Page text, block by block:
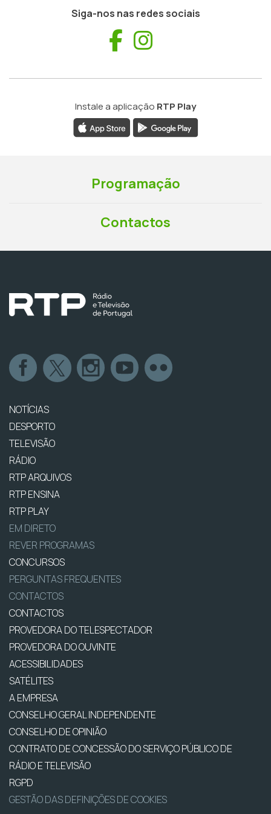
Siga-nos nas redes sociais
Facebook
Instale a aplicação RTP Play
Programação
Contactos
NOTÍCIAS
DESPORTO
TELEVISÃO
RÁDIO
RTP ARQUIVOS
RTP ENSINA
RTP PLAY
EM DIRETO
REVER PROGRAMAS
CONCURSOS
PERGUNTAS FREQUENTES
CONTACTOS
CONTACTOS
PROVEDORA DO TELESPECTADOR
PROVEDORA DO OUVINTE
ACESSIBILIDADES
SATÉLITES
A EMPRESA
CONSELHO GERAL INDEPENDENTE
CONSELHO DE OPINIÃO
CONTRATO DE CONCESSÃO DO SERVIÇO PÚBLICO DE
RÁDIO E TELEVISÃO
RGPD
GESTÃO DAS DEFINIÇÕES DE COOKIES